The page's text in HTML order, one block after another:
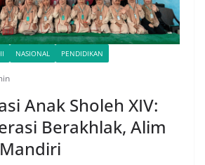
NASIONAL PENDIDIKAN
Anak Sholeh XIV:
Berakhlak, Alim